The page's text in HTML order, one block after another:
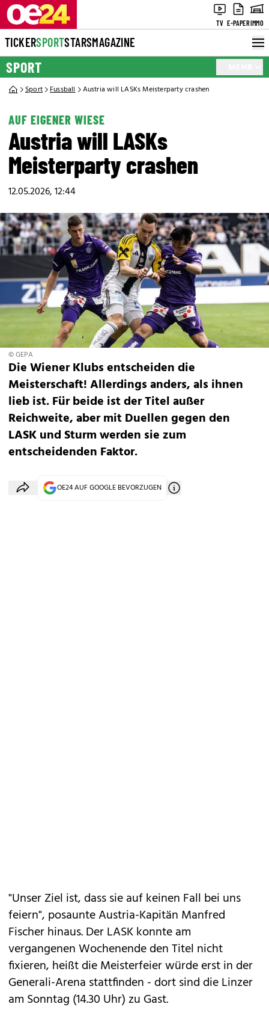
TV E-PAPERIMMO
TICKERSPORTSTARSMAGAZINE
SPORT
Sport Fussball Austria will LASKs Meisterparty crashen
AUF EIGENER WIESE
Austria will LASKs
Meisterparty crashen
12.05.2026, 12:44
© GEPA
Die Wiener Klubs entscheiden die
Meisterschaft! Allerdings anders, als ihnen
lieb ist. Für beide ist der Titel außer
Reichweite, aber mit Duellen gegen den
LASK und Sturm werden sie zum
entscheidenden Faktor.
OE24 AUF GOOGLE BEVORZUGEN
"Unser Ziel ist, dass sie auf keinen Fall bei uns
feiern", posaunte Austria-Kapitän Manfred
Fischer hinaus. Der LASK konnte am
vergangenen Wochenende den Titel nicht
fixieren, heißt die Meisterfeier würde erst in der
Generali-Arena stattfinden - dort sind die Linzer
am Sonntag (14.30 Uhr) zu Gast.